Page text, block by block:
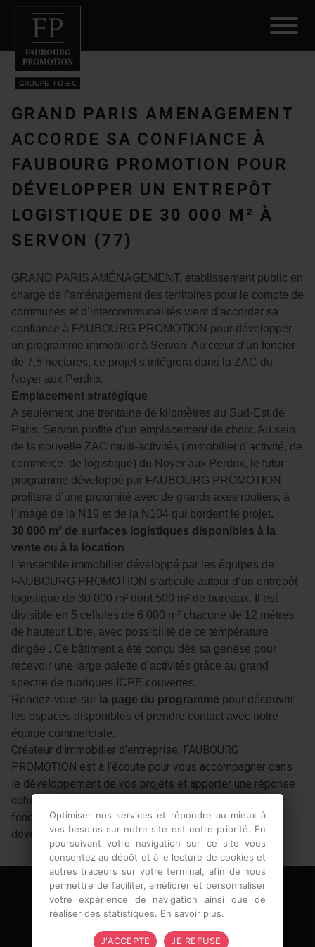
GRAND PARIS AMENAGEMENT
ACCORDE SA CONFIANCE À
FAUBOURG PROMOTION POUR
DÉVELOPPER UN ENTREPÔT
LOGISTIQUE DE 30 000 M² À
SERVON (77)
GRAND PARIS AMÉNAGEMENT, établissement public en
charge de l’aménagement des territoires pour le compte de
communes et d’intercommunalités vient d’accorder sa
confiance à FAUBOURG PROMOTION pour développer
un programme immobilier à Servon. Au cœur d’un foncier
de 7,5 hectares, ce projet s’intégrera dans la ZAC du
Noyer aux Perdrix.
Emplacement stratégique
A seulement une trentaine de kilomètres au Sud-Est de
Paris, Servon profite d’un emplacement de choix. Au sein
de la nouvelle ZAC multi-activités (immobilier d’activité, de
commerce, de logistique) du Noyer aux Perdrix, le futur
programme développé par FAUBOURG PROMOTION
profitera d’une proximité avec de grands axes routiers, à
l’image de la N19 et de la N104 qui bordent le projet.
30 000 m² de surfaces logistiques disponibles à la
vente ou à la location
L’ensemble immobilier développé par les équipes de
FAUBOURG PROMOTION s’articule autour d’un entrepôt
logistique de 30 000 m² dont 500 m² de bureaux. Il est
divisible en 5 cellules de 6 000 m² chacune de 12 mètres
de hauteur Libre, avec possibilité de ce température
dirigée . Ce bâtiment a été conçu dès sa genèse pour
recevoir une large palette d’activités grâce au grand
spectre de rubriques ICPE couvertes.
Rendez-vous sur la page du programme pour découvrir
les espaces disponibles et prendre contact avec notre
équipe commerciale.
Créateur d’immobilier d’entreprise, FAUBOURG
PROMOTION est à l’écoute pour vous accompagner dans
le développement de vos projets et apporter une réponse
cohérente dans votre recherche de valorisation de vos
fonciers. Si vous souhaitez valoriser un terrain ou
développer un projet, n’hésitez pas à nous contacter
Optimiser nos services et répondre au mieux à
vos besoins sur notre site est notre priorité. En
poursuivant votre navigation sur ce site vous
consentez au dépôt et à le lecture de cookies et
autres traceurs sur votre terminal, afin de nous
permettre de faciliter, améliorer et personnaliser
votre expérience de navigation ainsi que de
réaliser des statistiques. En savoir plus.
J'ACCEPTE JE REFUSE